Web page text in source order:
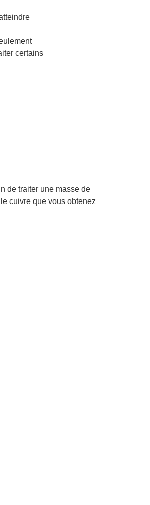
certains
de traiter une masse de
cuivre que vous obtenez